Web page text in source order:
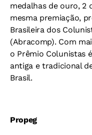
medalhas de ouro, 2
mesma premiação,
Brasileira dos
(Abracomp). Com
o Prêmio Colunistas
antiga e tradicional
Brasil.
Propeg